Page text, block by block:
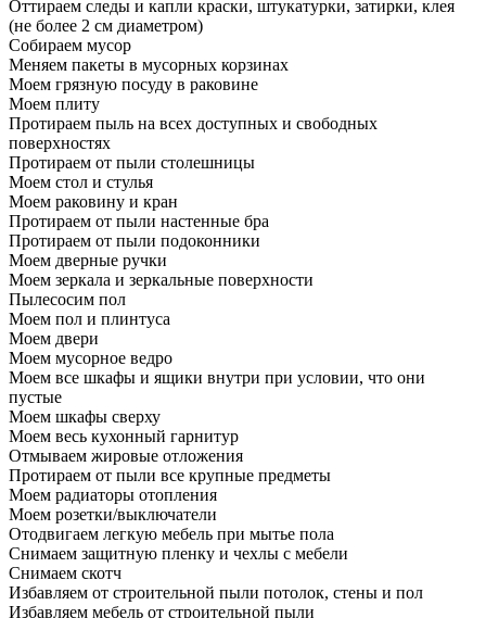
Оттираем следы и капли краски, штукатурки, затирки, клея
(не более 2 см диаметром)
Собираем мусор
Меняем пакеты в мусорных корзинах
Моем грязную посуду в раковине
Моем плиту
Протираем пыль на всех доступных и свободных
поверхностях
Протираем от пыли столешницы
Моем стол и стулья
Моем раковину и кран
Протираем от пыли настенные бра
Протираем от пыли подоконники
Моем дверные ручки
Моем зеркала и зеркальные поверхности
Пылесосим пол
Моем пол и плинтуса
Моем двери
Моем мусорное ведро
Моем все шкафы и ящики внутри при условии, что они
пустые
Моем шкафы сверху
Моем весь кухонный гарнитур
Отмываем жировые отложения
Протираем от пыли все крупные предметы
Моем радиаторы отопления
Моем розетки/выключатели
Отодвигаем легкую мебель при мытье пола
Снимаем защитную пленку и чехлы с мебели
Снимаем скотч
Избавляем от строительной пыли потолок, стены и пол
Избавляем мебель от строительной пыли